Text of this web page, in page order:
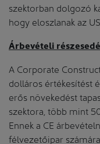
szektorban dolgozó
hogy eloszlanak az
Árbevételi
A Corporate
dolláros értékesítést
erős növekedést
szektora, több mint
Ennek a CE
félvezetőipar